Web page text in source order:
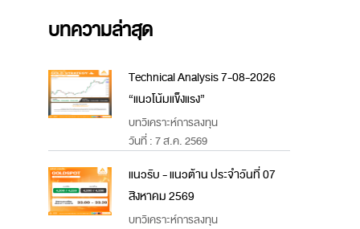
บทความล่าสุด
Technical Analysis 7-08-2026
“แนวโน้มแข็งแรง”
บทวิเคราะห์การลงทุน
วันที่ : 7 ส.ค. 2569
แนวรับ - แนวต้าน ประจำวันที่ 07
สิงหาคม 2569
บทวิเคราะห์การลงทุน